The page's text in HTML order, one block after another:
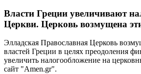
Власти Греции увеличивают
Церкви. Церковь возмущена
Элладская Православная Церковь
властей Греции в целях преодоления
увеличить налогообложение на
сайт "Amen.gr".